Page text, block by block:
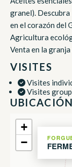
granel).
en el corazón del
Agricultura
Venta en la
VISITES
Visites
Visites
UBICACIÓN
+
−